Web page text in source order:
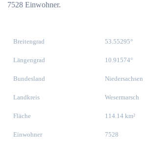
7528 Einwohner.
Breitengrad 53.55295°
Längengrad 10.91574°
Bundesland Niedersachsen
Landkreis Wesermarsch
Fläche 114.14 km²
Einwohner 7528